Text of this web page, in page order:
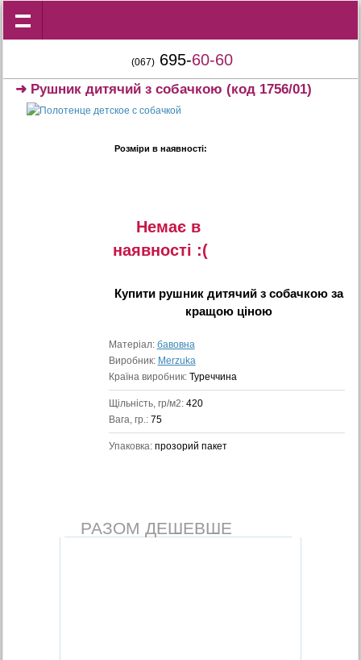
(067) 695-60-60
➜ Рушник дитячий з собачкою (код 1756/01)
Розміри в наявності:
Немає в
наявностi :(
Купити рушник дитячий з собачкоюза
кращою ціною
Матеріал: бавовна
Виробник: Merzuka
Країна виробник: Туреччина
Щільність, гр/м2: 420
Вага, гр.: 75
Упаковка: прозорий пакет
РАЗОМ ДЕШЕВШЕ